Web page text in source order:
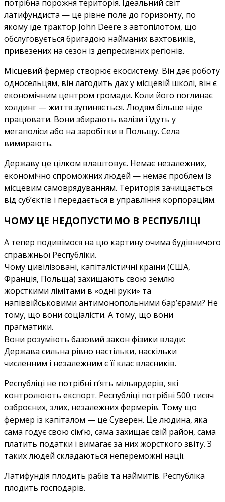
потрібна порожня територія. Ідеальний світ
латифундиста — це рівне поле до горизонту, по
якому їде трактор John Deere з автопілотом, що
обслуговується бригадою найманих вахтовиків,
привезених на сезон із депресивних регіонів.
Місцевий фермер створює екосистему. Він дає роботу
односельцям, він лагодить дах у місцевій школі, він є
економічним центром громади. Коли його поглинає
холдинг — життя зупиняється. Людям більше ніде
працювати. Вони збирають валізи і їдуть у
мегаполіси або на заробітки в Польщу. Села
вимирають.
Державу це цілком влаштовує. Немає незалежних,
економічно спроможних людей — немає проблем із
місцевим самоврядуванням. Територія зачищається
від суб’єктів і передається в управління корпораціям.
ЧОМУ ЦЕ НЕДОПУСТИМО В РЕСПУБЛІЦІ
А тепер подивімося на цю картину очима будівничого
справжньої Республіки.
Чому цивілізовані, капіталістичні країни (США,
Франція, Польща) захищають свою землю
жорсткими лімітами в «одні руки» та
напіввійськовими антимонопольними бар’єрами? Не
тому, що вони соціалісти. А тому, що вони
прагматики.
Вони розуміють базовий закон фізики влади:
Держава сильна рівно настільки, наскільки
численним і незалежним є її клас власників.
Республіці не потрібні п’ять мільярдерів, які
контролюють експорт. Республіці потрібні 500 тисяч
озброєних, злих, незалежних фермерів. Тому що
фермер із капіталом — це Суверен. Це людина, яка
сама годує свою сім’ю, сама захищає свій район, сама
платить податки і вимагає за них жорсткого звіту. З
таких людей складаються непереможні нації.
Латифундія плодить рабів та наймитів. Республіка
плодить господарів.